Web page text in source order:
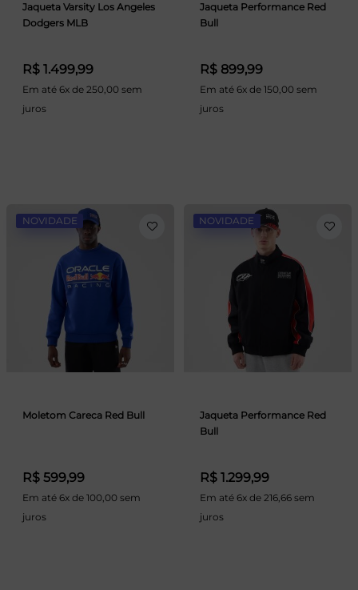
Jaqueta Varsity Los Angeles
Dodgers MLB
R$ 1.499,99
Em até 6x de 250,00 sem
juros
Jaqueta Performance Red
Bull
R$ 899,99
Em até 6x de 150,00 sem
juros
NOVIDADE
Moletom Careca Red Bull
R$ 599,99
Em até 6x de 100,00 sem
juros
NOVIDADE
Jaqueta Performance Red
Bull
R$ 1.299,99
Em até 6x de 216,66 sem
juros